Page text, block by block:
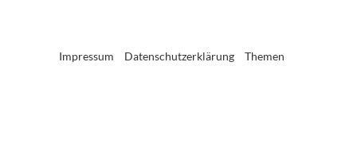
Impressum Datenschutzerklärung Themen